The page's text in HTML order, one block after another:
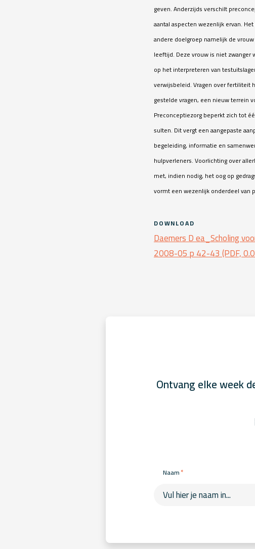
geven. Anderzijds verschilt
aantal aspecten wezenlijk ervan.
andere doelgroep namelijk de
leeftijd. Deze vrouw is niet
op het interpreteren van
verwijsbeleid. Vragen over fertiliteit
gestelde vragen, een nieuw terrein
Preconceptiezorg beperkt zich tot
sulten. Dit vergt een aangepaste
begeleiding, informatie en
hulpverleners. Voorlichting over
met, indien nodig, het oog op
vormt een wezenlijk onderdeel van
DOWNLOAD
Daemers D ea_Scholing
2008-05 p 42-43 (PDF,
Ontvang elke week
Naam*